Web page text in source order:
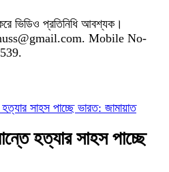
ভিডিও প্রতিনিধি আবশ্যক।
Mobile No-
সাহস পাচ্ছে ভারত: জামায়াত
হত্যার সাহস পাচ্ছে